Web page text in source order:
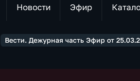
Новости Эфир
Вести. Дежурная часть Эфир от